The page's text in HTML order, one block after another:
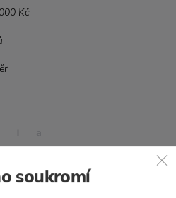
Kč
soukromí